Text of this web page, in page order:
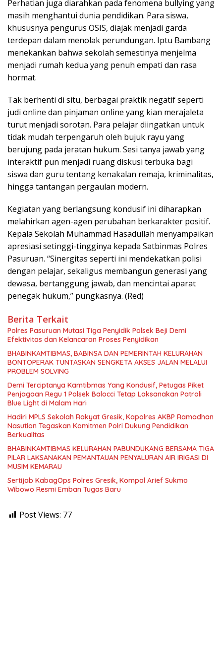
Perhatian juga diarahkan pada fenomena bullying yang
masih menghantui dunia pendidikan. Para siswa,
khususnya pengurus OSIS, diajak menjadi garda
terdepan dalam menolak perundungan. Iptu Bambang
menekankan bahwa sekolah semestinya menjelma
menjadi rumah kedua yang penuh empati dan rasa
hormat.
Tak berhenti di situ, berbagai praktik negatif seperti
judi online dan pinjaman online yang kian merajaleta
turut menjadi sorotan. Para pelajar diingatkan untuk
tidak mudah terpengaruh oleh bujuk rayu yang
berujung pada jeratan hukum. Sesi tanya jawab yang
interaktif pun menjadi ruang diskusi terbuka bagi
siswa dan guru tentang kenakalan remaja, kriminalitas,
hingga tantangan pergaulan modern.
Kegiatan yang berlangsung kondusif ini diharapkan
melahirkan agen-agen perubahan berkarakter positif.
Kepala Sekolah Muhammad Hasadullah menyampaikan
apresiasi setinggi-tingginya kepada Satbinmas Polres
Pasuruan. “Sinergitas seperti ini mendekatkan polisi
dengan pelajar, sekaligus membangun generasi yang
dewasa, bertanggung jawab, dan mencintai aparat
penegak hukum,” pungkasnya. (Red)
Berita Terkait
Polres Pasuruan Mutasi Tiga Penyidik Polsek Beji Demi
Efektivitas dan Kelancaran Proses Penyidikan
BHABINKAMTIBMAS, BABINSA DAN PEMERINTAH KELURAHAN
BONTOPERAK TUNTASKAN SENGKETA AKSES JALAN MELALUI
PROBLEM SOLVING
Demi Terciptanya Kamtibmas Yang Kondusif, Petugas Piket
Penjagaan Regu 1 Polsek Balocci Tetap Laksanakan Patroli
Blue Light di Malam Hari
Hadiri MPLS Sekolah Rakyat Gresik, Kapolres AKBP Ramadhan
Nasution Tegaskan Komitmen Polri Dukung Pendidikan
Berkualitas
BHABINKAMTIBMAS KELURAHAN PABUNDUKANG BERSAMA TIGA
PILAR LAKSANAKAN PEMANTAUAN PENYALURAN AIR IRIGASI DI
MUSIM KEMARAU
Sertijab KabagOps Polres Gresik, Kompol Arief Sukmo
Wibowo Resmi Emban Tugas Baru
Post Views: 77